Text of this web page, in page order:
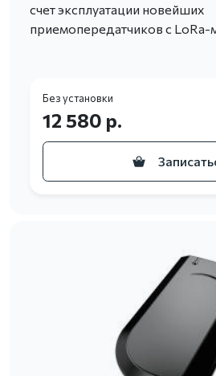
счет эксплуатации новейших
приемопередатчиков с LoRa-
Без установки
12 580 р.